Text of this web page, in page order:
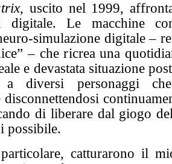
, uscito nel 1999,
digitale. Le macchine
simulazione digitale –
– che ricrea una
e devastata situazione
a diversi personaggi
disconnettendosi
di liberare dal giogo
possibile.
catturarono il